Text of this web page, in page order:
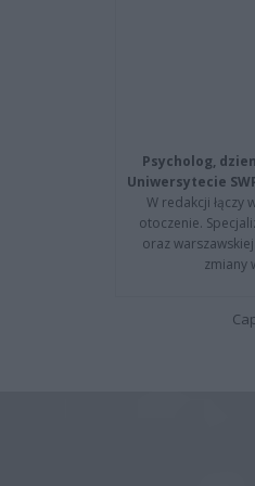
Psycholog,
Uniwersytecie
W redakcji łączy
otoczenie.
oraz
zmiany